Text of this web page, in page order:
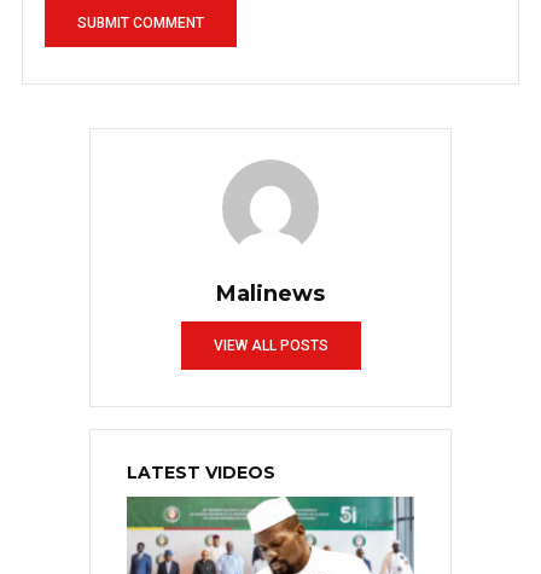
Malinews
VIEW ALL POSTS
LATEST VIDEOS